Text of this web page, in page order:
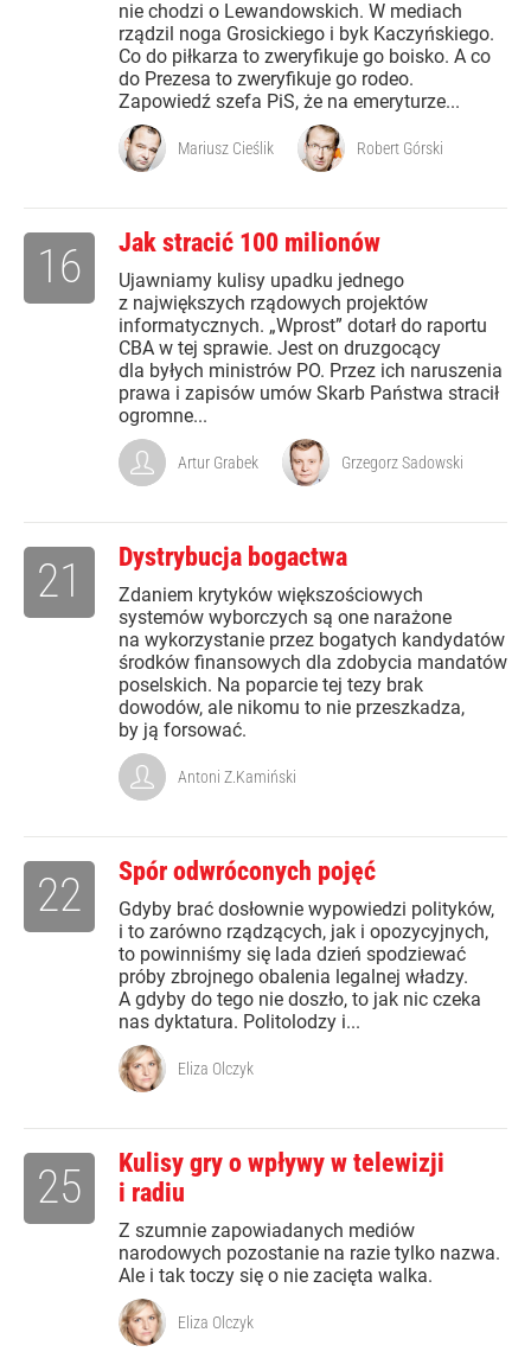
nie chodzi o Lewandowskich. W mediach
rządzil noga Grosickiego i byk Kaczyńskiego.
Co do piłkarza to zweryfikuje go boisko. A co
do Prezesa to zweryfikuje go rodeo.
Zapowiedź szefa PiS, że na emeryturze...
Mariusz Cieślik Robert Górski
Jak stracić 100 milionów
Ujawniamy kulisy upadku jednego
z największych rządowych projektów
informatycznych. „Wprost” dotarł do raportu
CBA w tej sprawie. Jest on druzgocący
dla byłych ministrów PO. Przez ich naruszenia
prawa i zapisów umów Skarb Państwa stracił
ogromne...
16
Artur Grabek Grzegorz Sadowski
Dystrybucja bogactwa
Zdaniem krytyków większościowych
systemów wyborczych są one narażone
na wykorzystanie przez bogatych kandydatów
środków finansowych dla zdobycia mandatów
poselskich. Na poparcie tej tezy brak
dowodów, ale nikomu to nie przeszkadza,
by ją forsować.
21
Antoni Z.Kamiński
Spór odwróconych pojęć
Gdyby brać dosłownie wypowiedzi polityków,
i to zarówno rządzących, jak i opozycyjnych,
to powinniśmy się lada dzień spodziewać
próby zbrojnego obalenia legalnej władzy.
A gdyby do tego nie doszło, to jak nic czeka
nas dyktatura. Politolodzy i...
22
Eliza Olczyk
Kulisy gry o wpływy w telewizji
i radiu
Z szumnie zapowiadanych mediów
narodowych pozostanie na razie tylko nazwa.
Ale i tak toczy się o nie zacięta walka.
25
Eliza Olczyk